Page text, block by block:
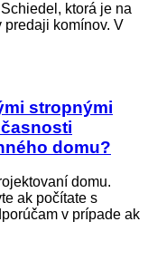
ktorá je na
predaji komínov. V
stropnými
domu?
domu.
ak počítate s
v prípade ak